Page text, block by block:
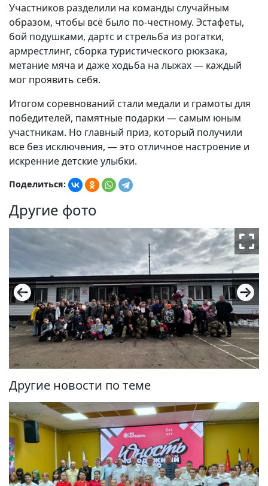
Участников разделили на команды случайным
образом, чтобы всё было по-честному. Эстафеты,
бой подушками, дартс и стрельба из рогатки,
армрестлинг, сборка туристического рюкзака,
метание мяча и даже ходьба на лыжах — каждый
мог проявить себя.
Итогом соревнований стали медали и грамоты для
победителей, памятные подарки — самым юным
участникам. Но главный приз, который получили
все без исключения, — это отличное настроение и
искренние детские улыбки.
Поделиться:
Другие фото
Другие новости по теме